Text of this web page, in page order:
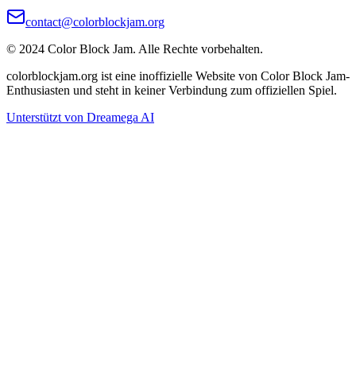
contact@colorblockjam.org
© 2024 Color Block Jam. Alle Rechte vorbehalten.
colorblockjam.org ist eine inoffizielle Website von Color Block Jam-
Enthusiasten und steht in keiner Verbindung zum offiziellen Spiel.
Unterstützt von Dreamega AI